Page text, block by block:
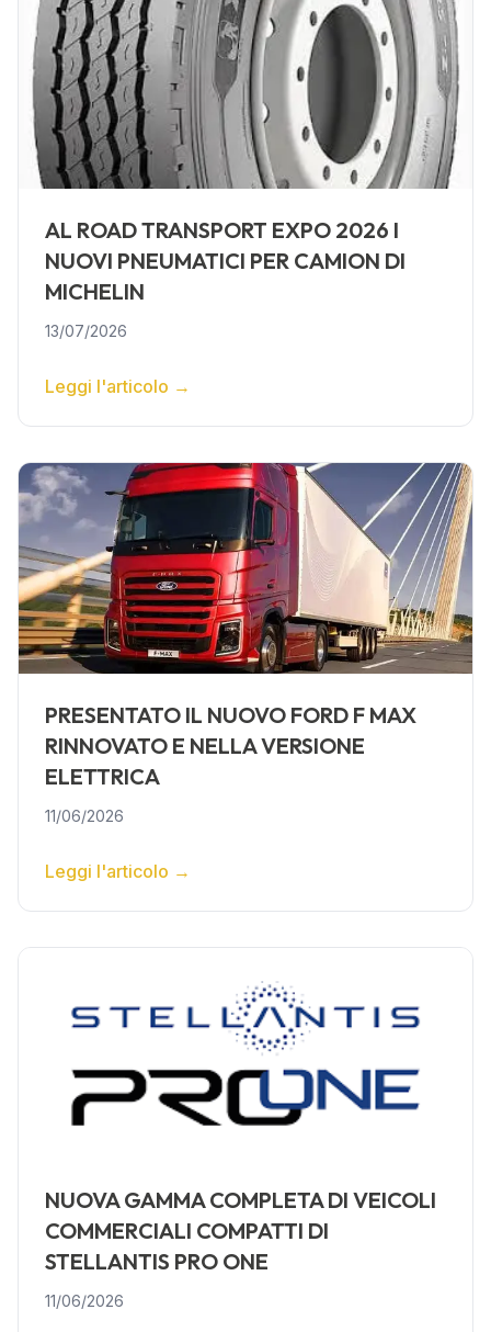
AL ROAD TRANSPORT EXPO 2026 I
NUOVI PNEUMATICI PER CAMION DI
MICHELIN
13/07/2026
Leggi l'articolo →
PRESENTATO IL NUOVO FORD F MAX
RINNOVATO E NELLA VERSIONE
ELETTRICA
11/06/2026
Leggi l'articolo →
NUOVA GAMMA COMPLETA DI VEICOLI
COMMERCIALI COMPATTI DI
STELLANTIS PRO ONE
11/06/2026